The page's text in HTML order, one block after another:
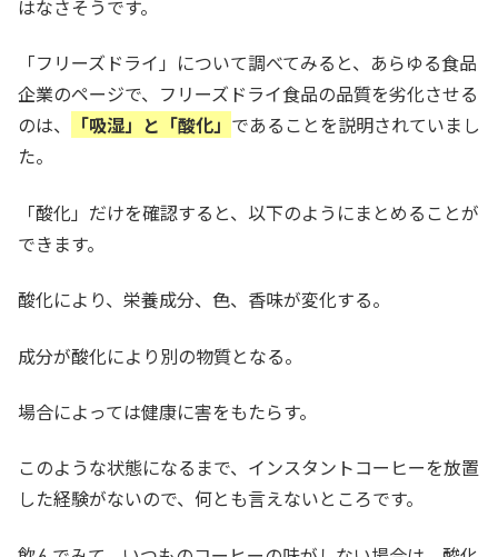
はなさそうです。
「フリーズドライ」について調べてみると、あらゆる食品
企業のページで、フリーズドライ食品の品質を劣化させる
のは、
「吸湿」と「酸化」 であることを説明されていまし
た。
「酸化」だけを確認すると、以下のようにまとめることが
できます。
酸化により、栄養成分、色、香味が変化する。
成分が酸化により別の物質となる。
場合によっては健康に害をもたらす。
このような状態になるまで、インスタントコーヒーを放置
した経験がないので、何とも言えないところです。